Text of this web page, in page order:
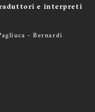
e interpreti
- Bernardi